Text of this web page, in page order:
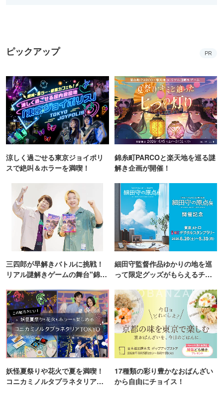
ピックアップ PR
涼しく過ごせる東京ジョイポリ
スで絶叫＆ホラーを満喫！
錦糸町PARCOと楽天地を巡る謎
解き企画が開催！
三四郎が早解きバトルに挑戦！
リアル謎解きゲームの舞台"錦糸
細田守監督作品ゆかりの地を巡
って限定グッズがもらえるチャ
妖怪夏祭りや花火で夏を満喫！
コニカミノルタプラネタリア
17種類の彩り豊かなおばんざい
から自由にチョイス！